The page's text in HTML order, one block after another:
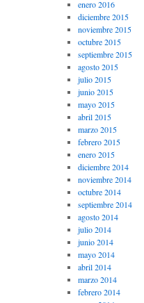
enero 2016
diciembre 2015
noviembre 2015
octubre 2015
septiembre 2015
agosto 2015
julio 2015
junio 2015
mayo 2015
abril 2015
marzo 2015
febrero 2015
enero 2015
diciembre 2014
noviembre 2014
octubre 2014
septiembre 2014
agosto 2014
julio 2014
junio 2014
mayo 2014
abril 2014
marzo 2014
febrero 2014